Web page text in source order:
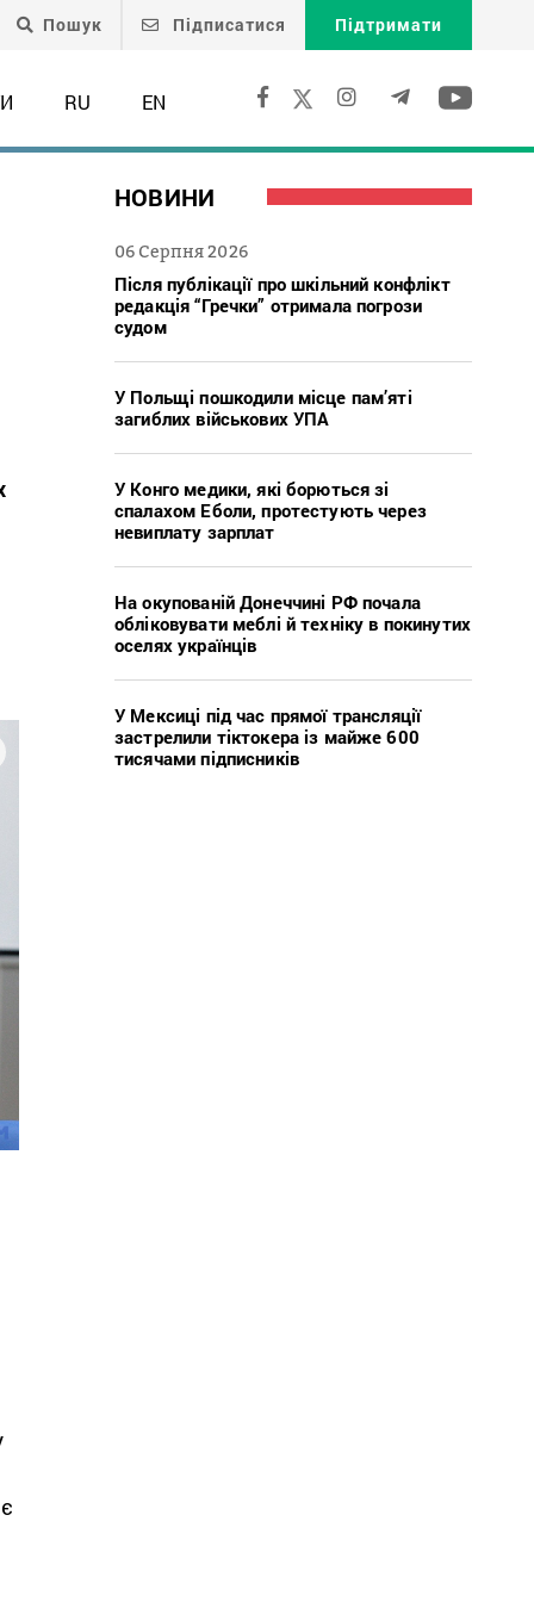
Пошук Підписатися Підтримати
RU EN
НОВИНИ
06 Серпня 2026
Після публікації про шкільний конфлікт
редакція “Гречки” отримала погрози
судом
У Польщі пошкодили місце пам’яті
загиблих військових УПА
У Конго медики, які борються зі
спалахом Еболи, протестують через
невиплату зарплат
На окупованій Донеччині РФ почала
обліковувати меблі й техніку в покинутих
оселях українців
У Мексиці під час прямої трансляції
застрелили тіктокера із майже 600
тисячами підписників